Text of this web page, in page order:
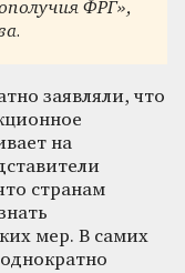
ФРГ»,
заявляли, что
на
странам
мер. В самих